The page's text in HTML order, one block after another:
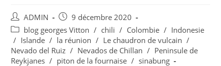
Auteur/autrice
de
la
publication :
ADMIN
Publication
publiée :
9 décembre 2020
Post
category:
blog georges Vitton / chili / Colombie / Indonesie
/ Islande / la réunion / Le chaudron de vulcain /
Nevado del Ruiz / Nevados de Chillan / Peninsule de
Reykjanes / piton de la fournaise / sinabung